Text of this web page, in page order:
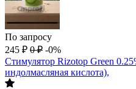
По запросу
245 ₽ 0 ₽ -0%
Стимулятор Rizotop Green
индолмасляная кислота),